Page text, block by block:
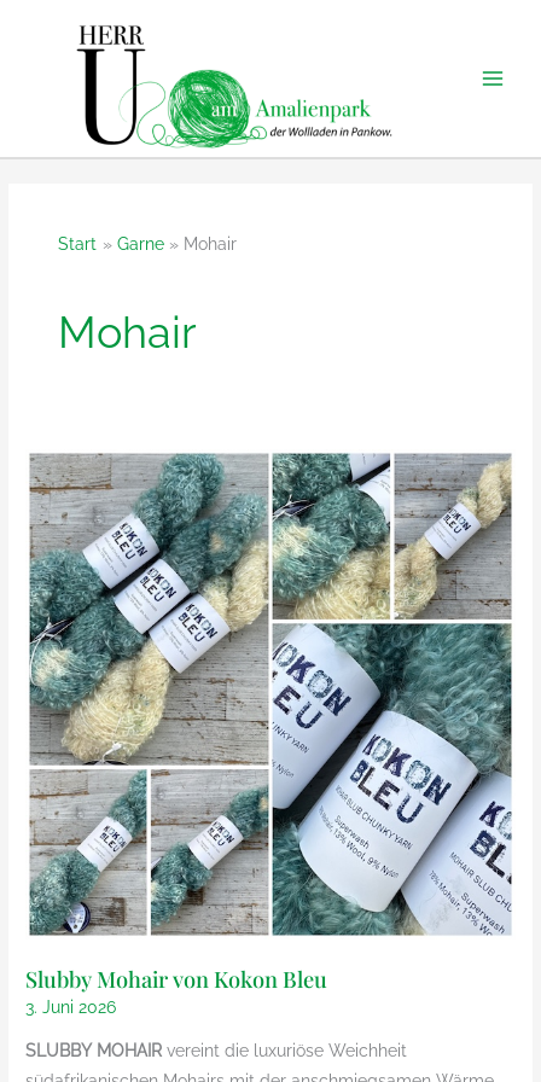
Start Garne Mohair
Mohair
Slubby Mohair von Kokon Bleu
3. Juni 2026
SLUBBY MOHAIR vereint die luxuriöse Weichheit